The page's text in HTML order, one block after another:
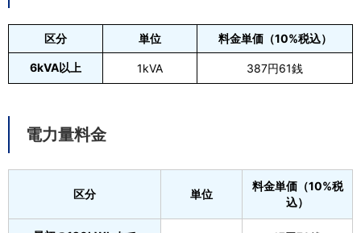
区分 単位 料金単価（10%税込）
6kVA以上 1kVA 387円61銭
電力量料金
区分 単位
料金単価（10%税
込）